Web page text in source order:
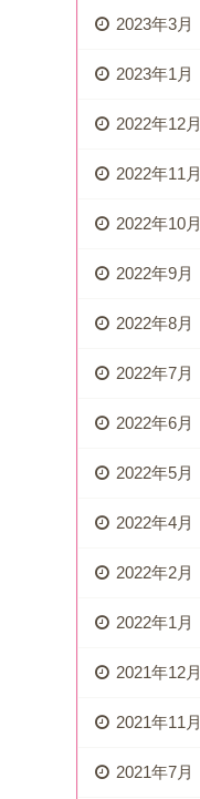
2023年3月
2023年1月
2022年12月
2022年11月
2022年10月
2022年9月
2022年8月
2022年7月
2022年6月
2022年5月
2022年4月
2022年2月
2022年1月
2021年12月
2021年11月
2021年7月